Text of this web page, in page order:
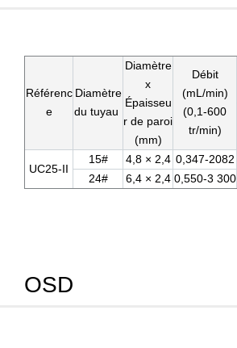
Référenc
e
Diamètre
du tuyau
Diamètre
x
Épaisseu
r de paroi
(mm)
Débit
(mL/min)
(0,1-600
tr/min)
UC25-II
15# 4,8 × 2,4 0,347-2082
24# 6,4 × 2,4 0,550-3 300
OSD